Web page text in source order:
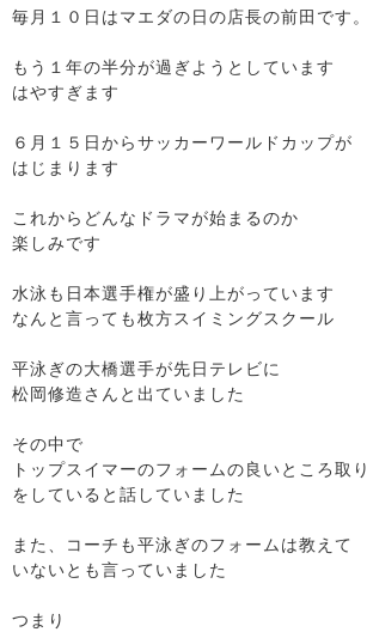
毎月１０日はマエダの日の店長の前田です。
もう１年の半分が過ぎようとしています
はやすぎます
６月１５日からサッカーワールドカップが
はじまります
これからどんなドラマが始まるのか
楽しみです
水泳も日本選手権が盛り上がっています
なんと言っても枚方スイミングスクール
平泳ぎの大橋選手が先日テレビに
松岡修造さんと出ていました
その中で
トップスイマーのフォームの良いところ取り
をしていると話していました
また、コーチも平泳ぎのフォームは教えて
いないとも言っていました
つまり